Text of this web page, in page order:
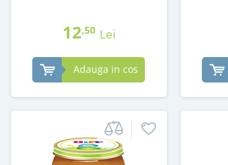
12,50 Lei
Adauga in cos